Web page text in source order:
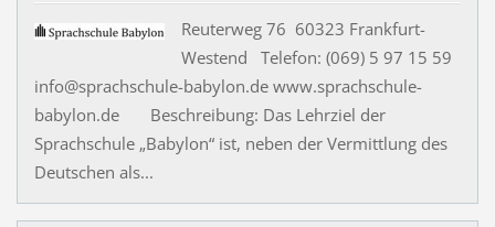
Reuterweg 76 60323 Frankfurt-
Westend Telefon: (069) 5 97 15 59
info@sprachschule-babylon.de www.sprachschule-
babylon.de Beschreibung: Das Lehrziel der
Sprachschule „Babylon“ ist, neben der Vermittlung des
Deutschen als...